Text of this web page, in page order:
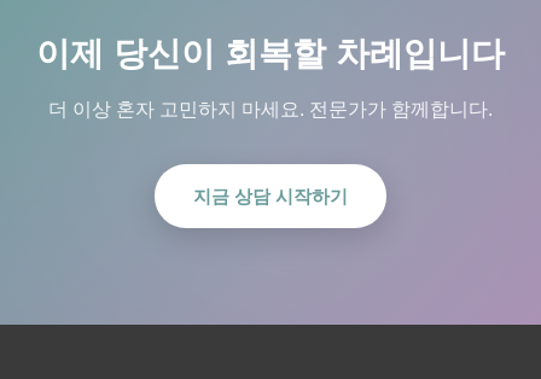
이제 당신이 회복할 차례입니다
더 이상 혼자 고민하지 마세요. 전문가가 함께합니다.
지금 상담 시작하기